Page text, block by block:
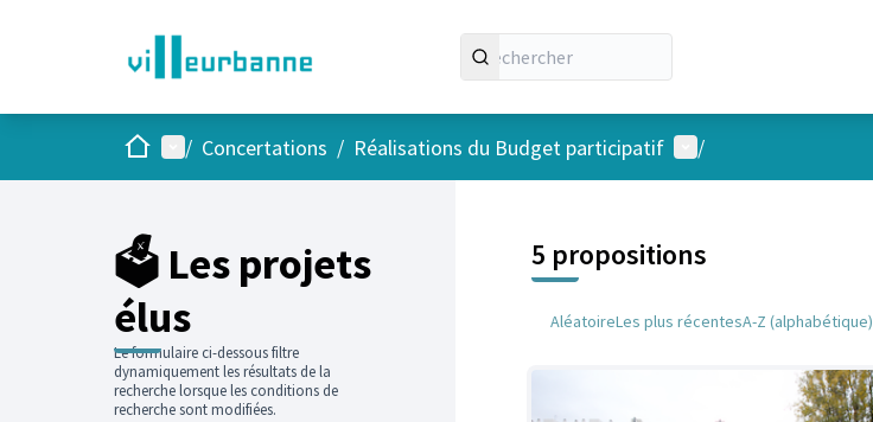
AccueilMenu principal
/ Concertations / Réalisations du Budget participatif Menu utilisateur
/
🗳️ Les projets
élus
Le formulaire ci-dessous filtre
dynamiquement les résultats de la
recherche lorsque les conditions de
recherche sont modifiées.
5 propositions
AléatoireLes plus récentesA-Z (alphabétique)